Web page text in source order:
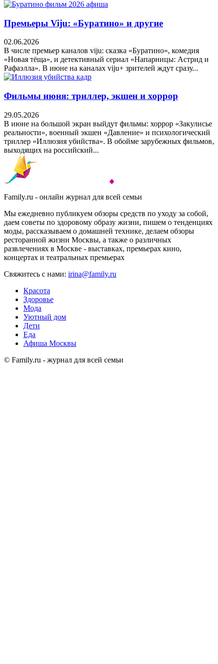
Премьеры Viju: «Буратино» и другие
02.06.2026
В числе премьер каналов viju: сказка «Буратино», комедия
«Новая тёща», и детективный сериал «Напарницы: Астрид и
Рафаэлла». В июне на каналах viju+ зрителей ждут сразу...
Фильмы июня: триллер, экшен и хоррор
29.05.2026
В июне на большой экран выйдут фильмы: хоррор «Закулисье
реальности», военный экшен «Давление» и психологический
триллер «Иллюзия убийства». В обойме зарубежных фильмов,
выходящих на российский...
Family.ru - онлайн журнал для всей семьи
Мы ежедневно публикуем обзоры средств по уходу за собой,
даем советы по здоровому образу жизни, пишем о тенденциях
моды, рассказываем о домашней технике, делаем обзоры
ресторанной жизни Москвы, а также о различных
развлечениях в Москве - выставках, премьерах кино,
концертах и театральных премьерах
Свяжитесь с нами: irina@family.ru
Красота
Здоровье
Мода
Уютный дом
Дети
Еда
Афиша Москвы
© Family.ru - журнал для всей семьи